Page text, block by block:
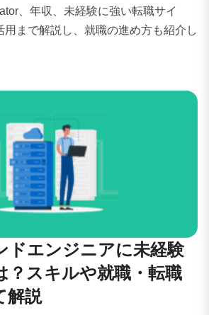
、年収、未経験に強い転職サイ
用まで解説し、就職の進め方も紹介し
ドエンジニアに未経験
？スキルや就職・転職
解説